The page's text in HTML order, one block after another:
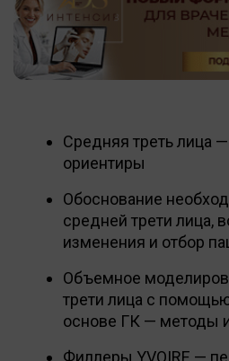
Средняя треть лица
ориентиры
Обоснование
средней трети лица,
изменения и отбор
Объемное
трети лица с
основе ГК — методы
Филлеры YVOIRE —